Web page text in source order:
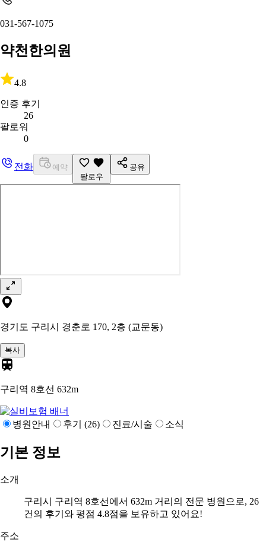
031-567-1075
약천한의원
4.8
인증 후기
26
팔로워
0
전화
예약
팔로우
공유
경기도 구리시 경춘로 170, 2층 (교문동)
복사
구리역 8호선 632m
병원안내 후기 (26) 진료/시술 소식
기본 정보
소개
구리시 구리역 8호선에서 632m 거리의 전문 병원으로, 26
건의 후기와 평점 4.8점을 보유하고 있어요!
주소